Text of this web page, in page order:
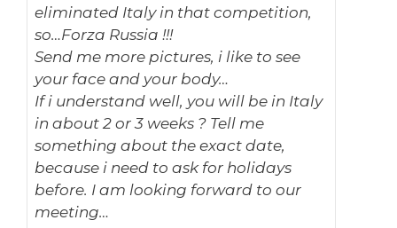
eliminated Italy in that competition,
so…Forza Russia !!!
Send me more pictures, i like to see
your face and your body…
If i understand well, you will be in Italy
in about 2 or 3 weeks ? Tell me
something about the exact date,
because i need to ask for holidays
before. I am looking forward to our
meeting…